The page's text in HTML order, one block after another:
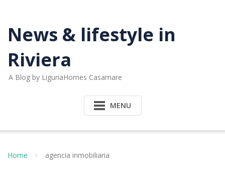
News & lifestyle in
Riviera
A Blog by LiguriaHomes Casamare
MENU
Home agencia inmobiliaria